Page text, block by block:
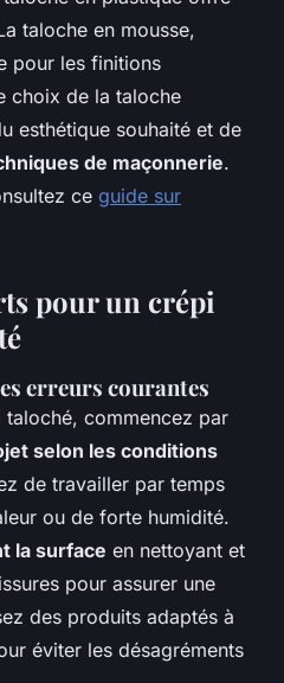
taloche en mousse,
pour les finitions
choix de la taloche
esthétique souhaité et de
de maçonnerie.
ce guide sur
pour un crépi
erreurs courantes
commencez par
selon les conditions
de travailler par temps
ou de forte humidité.
la surface en nettoyant et
pour assurer une
des produits adaptés à
éviter les désagréments